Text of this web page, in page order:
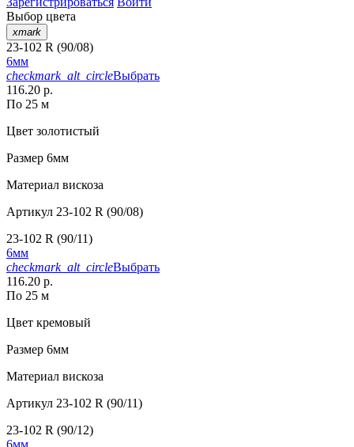
Выбор цвета
xmark
23-102 R (90/08)
6мм
checkmark_alt_circleВыбрать
116.20 р.
По 25 м
Цвет золотистый
Размер 6мм
Материал вискоза
Артикул 23-102 R (90/08)
23-102 R (90/11)
6мм
checkmark_alt_circleВыбрать
116.20 р.
По 25 м
Цвет кремовый
Размер 6мм
Материал вискоза
Артикул 23-102 R (90/11)
23-102 R (90/12)
6мм